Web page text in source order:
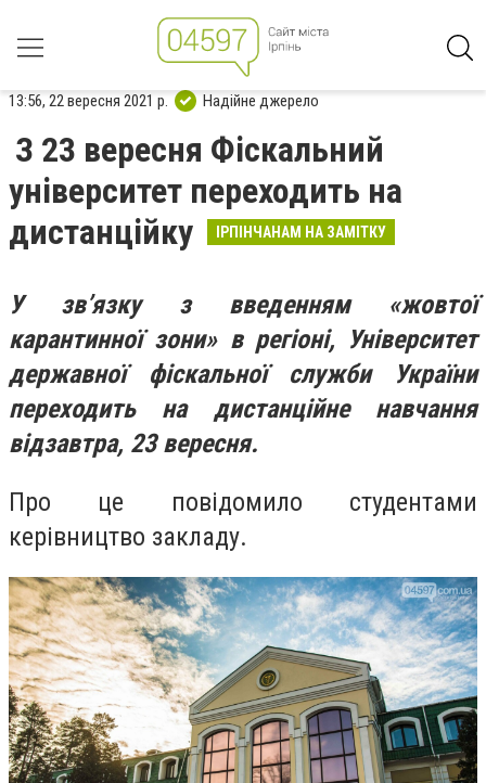
13:56, 22 вересня 2021 р. Надійне джерело
З 23 вересня Фіскальний
університет переходить на
дистанційку
ІРПІНЧАНАМ НА ЗАМІТКУ
У зв’язку з введенням «жовтої
карантинної зони» в регіоні, Університет
державної фіскальної служби України
переходить на дистанційне навчання
відзавтра, 23 вересня.
Про це повідомило студентами
керівництво закладу.